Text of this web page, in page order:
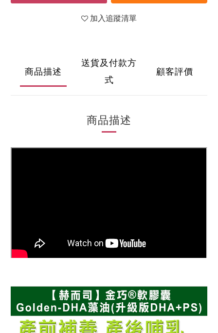
加入追蹤清單
商品描述
送貨及付款方
式
顧客評價
商品描述